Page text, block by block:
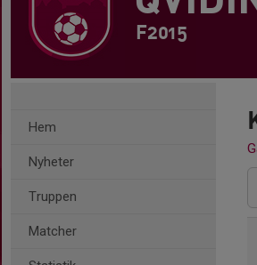
F2015
Hem
Nyheter
Truppen
Matcher